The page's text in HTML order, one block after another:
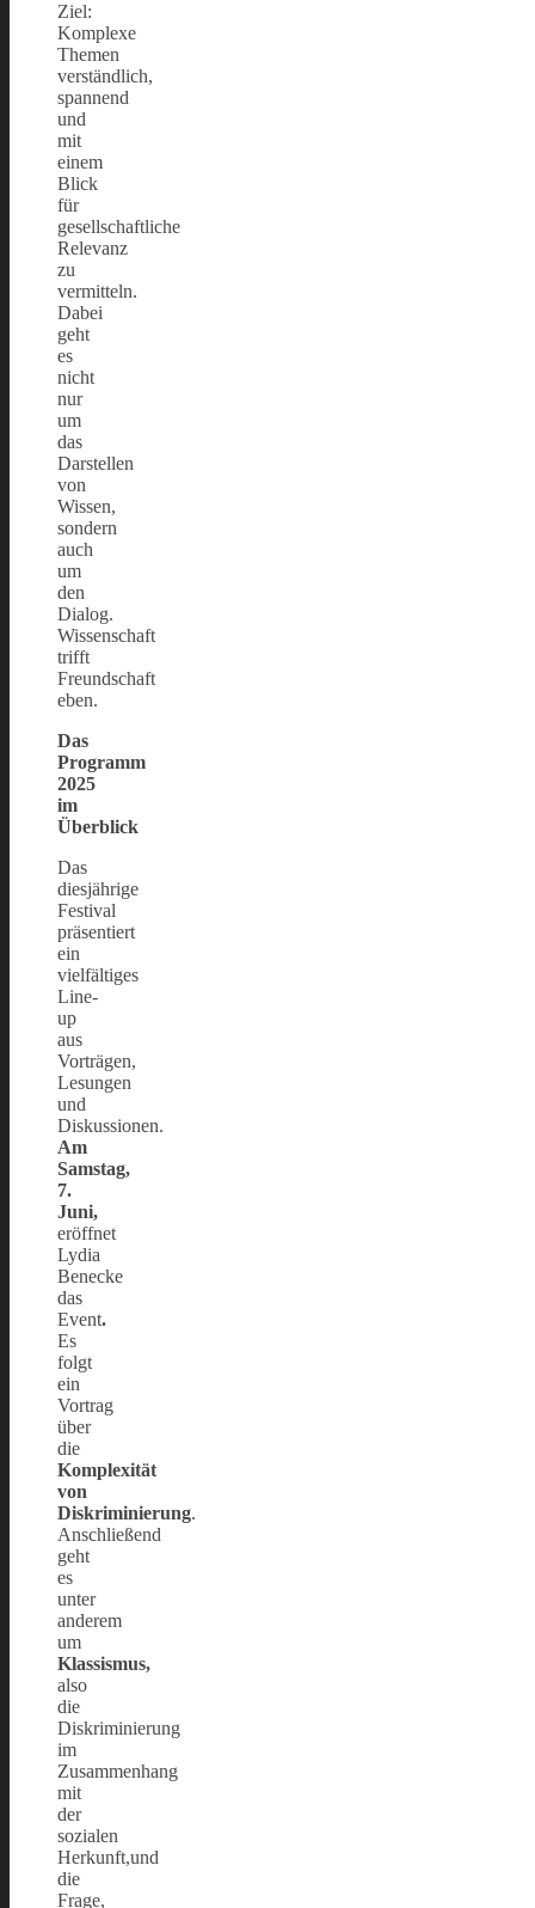
Ziel:
Komplexe
Themen
verständlich,
spannend
und
mit
einem
Blick
für
gesellschaftliche
Relevanz
zu
vermitteln.
Dabei
geht
es
nicht
nur
um
das
Darstellen
von
Wissen,
sondern
auch
um
den
Dialog.
Wissenschaft
trifft
Freundschaft
eben.
Das
Programm
2025
im
Überblick
Das
diesjährige
Festival
präsentiert
ein
vielfältiges
Line-
up
aus
Vorträgen,
Lesungen
und
Diskussionen.
Am
Samstag,
7.
Juni,
eröffnet
Lydia
Benecke
das
Event.
Es
folgt
ein
Vortrag
über
die
Komplexität
von
Diskriminierung.
Anschließend
geht
es
unter
anderem
um
Klassismus,
also
die
Diskriminierung
im
Zusammenhang
mit
der
sozialen
Herkunft,und
die
Frage,